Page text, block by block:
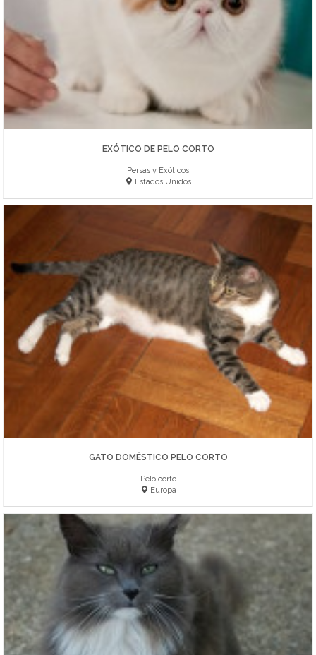
EXÓTICO DE PELO CORTO
Persas y Exóticos
Estados Unidos
GATO DOMÉSTICO PELO CORTO
Pelo corto
Europa